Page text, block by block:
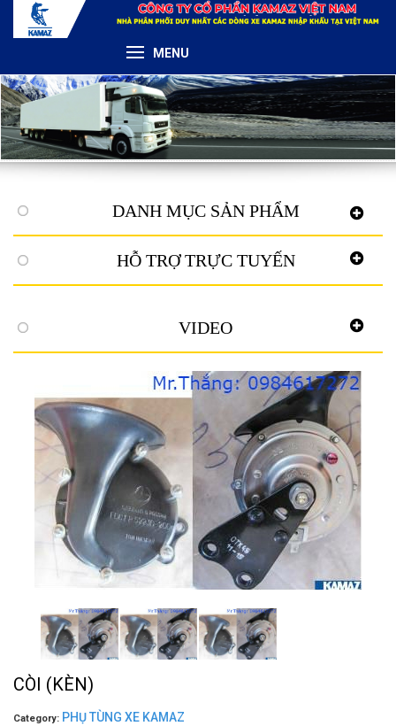
MENU
DANH MỤC SẢN PHẨM
HỖ TRỢ TRỰC TUYẾN
VIDEO
CÒI (KÈN)
Category: PHỤ TÙNG XE KAMAZ